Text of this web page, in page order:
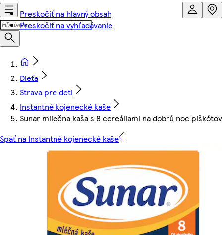
Preskočiť na hlavný obsah
Preskočiť na vyhľadávanie
Dieťa
Strava pre deti
Instantné kojenecké kaše
Sunar mliečna kaša s 8 cereáliami na dobrú noc
Späť na Instantné kojenecké kaše